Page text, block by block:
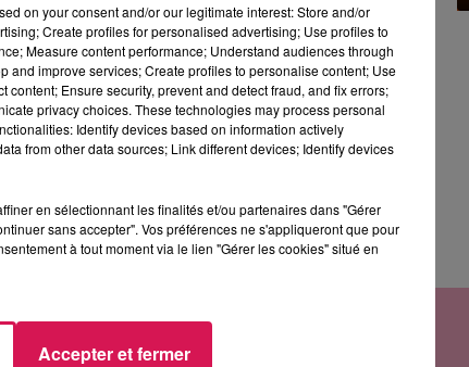
livres, à des tarifs
les livres jeunesse. Cette
vente seront reversées au
de 13h à 18h, jeudi de
à midi.
WILL BROWN
Welcome To
Brownsville
on your consent and/or our legitimate interest: Store and/or
Create profiles for personalised advertising; Use profiles to
Measure content performance; Understand audiences through
and improve services; Create profiles to personalise content; Use
Ensure security, prevent and detect fraud, and fix errors;
privacy choices. These technologies may process personal
Identify devices based on information actively
from other data sources; Link different devices; Identify devices
en sélectionnant les finalités et/ou partenaires dans "Gérer
sans accepter". Vos préférences ne s'appliqueront que pour
à tout moment via le lien "Gérer les cookies" situé en
Accepter et fermer